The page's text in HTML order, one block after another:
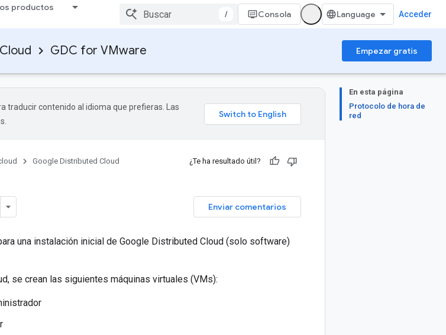
productos
/ Consola Acceder
GDC for VMware Empezar gratis
En esta página
Protocolo de hora de
red
traducir contenido al idioma que prefieras. Las
Google Distributed Cloud
¿Te ha resultado útil?
Enviar comentarios
una instalación inicial de Google Distributed Cloud (solo software)
se crean las siguientes máquinas virtuales (VMs):